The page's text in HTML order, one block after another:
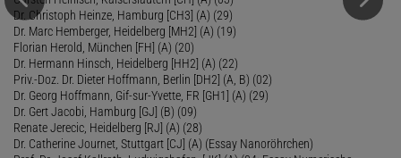
Dr. Christoph Heinze, Hamburg [CH3] (A) (29)
Dr. Marc Hemberger, Heidelberg [MH2] (A) (19)
Florian Herold, München [FH] (A) (20)
Dr. Hermann Hinsch, Heidelberg [HH2] (A) (22)
Priv.-Doz. Dr. Dieter Hoffmann, Berlin [DH2] (A, B) (02)
Dr. Georg Hoffmann, Gif-sur-Yvette, FR [GH1] (A) (29)
Dr. Gert Jacobi, Hamburg [GJ] (B) (09)
Renate Jerecic, Heidelberg [RJ] (A) (28)
Dr. Catherine Journet, Stuttgart [CJ] (A) (Essay Nanoröhrchen)